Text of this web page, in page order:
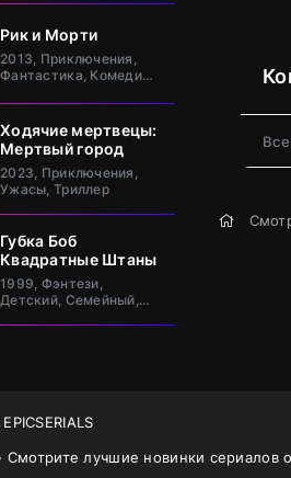
Рик и Морти
2013, Приключения,
Фантастика, Комедия,
Ходячие мертвецы:
Мертвый город
2023, Приключения,
Ужасы, Триллер
Губка Боб
Квадратные Штаны
1999, Фэнтези,
Детский, Семейный,
- Смотрите лучшие новинки сериалов